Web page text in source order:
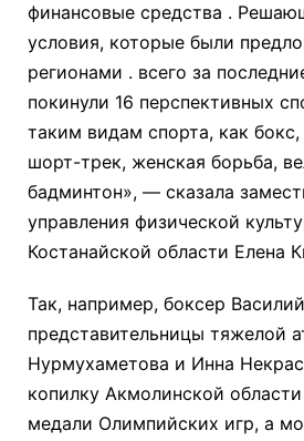
финансовые средства .
условия, которые были
регионами . всего за
покинули 16 перспективных
таким видам спорта, как
шорт-трек, женская борьба,
бадминтон», — сказала
управления физической
Костанайской области Елена
Так, например, боксер
представительницы тяжелой
Нурмухаметова и Инна
копилку Акмолинской
медали Олимпийских игр, а